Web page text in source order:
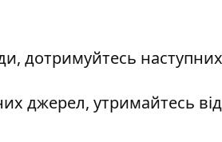
дотримуйтесь
джерел, утримайтесь